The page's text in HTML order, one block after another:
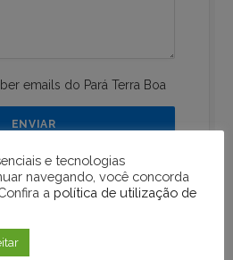
emails do Pará Terra Boa
e tecnologias
navegando, você concorda
a política de utilização de